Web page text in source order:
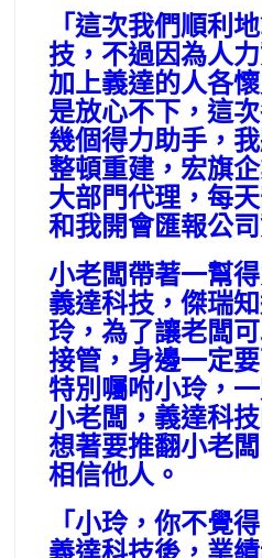
「這次我們順利
技，不過因為人
加上義達的人各
是放心不下，這
幾個得力助手，
整頓重建，宏旗
大部門代理，每
和我開會匯報公司
小老闆帶著一幫
義達科技，傑瑞
玲，為了讓老闆
接管，身邊一定
特別囑咐小玲，
小老闆，義達科
想著要推翻小老
相信他人。
「小玲，你不覺